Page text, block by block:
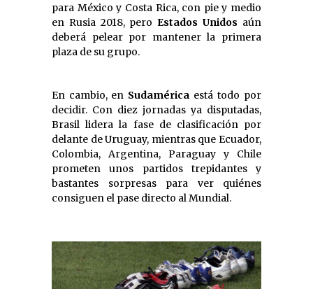
para México y Costa Rica, con pie y medio
en Rusia 2018, pero Estados Unidos aún
deberá pelear por mantener la primera
plaza de su grupo.
En cambio, en Sudamérica está todo por
decidir. Con diez jornadas ya disputadas,
Brasil lidera la fase de clasificación por
delante de Uruguay, mientras que Ecuador,
Colombia, Argentina, Paraguay y Chile
prometen unos partidos trepidantes y
bastantes sorpresas para ver quiénes
consiguen el pase directo al Mundial.